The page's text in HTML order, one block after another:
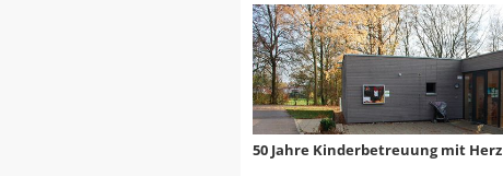
50 Jahre Kinderbetreuung mit Herz